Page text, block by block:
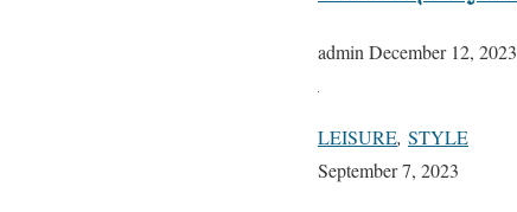
admin December 12, 2023
LEISURE, STYLE
September 7, 2023